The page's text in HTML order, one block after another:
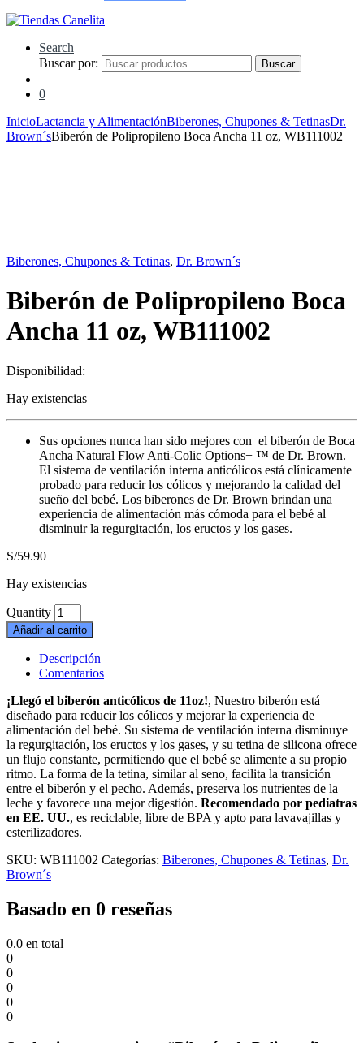
Search
Buscar por:
Buscar
0
InicioLactancia y AlimentaciónBiberones, Chupones & TetinasDr.
Brown´sBiberón de Polipropileno Boca Ancha 11 oz, WB111002
Biberones, Chupones & Tetinas, Dr. Brown´s
Biberón de Polipropileno Boca
Ancha 11 oz, WB111002
Disponibilidad:
Hay existencias
Sus opciones nunca han sido mejores con el biberón de Boca
Ancha Natural Flow Anti-Colic Options+ ™ de Dr. Brown.
El sistema de ventilación interna anticólicos está clínicamente
probado para reducir los cólicos y mejorando la calidad del
sueño del bebé. Los biberones de Dr. Brown brindan una
experiencia de alimentación más cómoda para el bebé al
disminuir la regurgitación, los eructos y los gases.
S/59.90
Hay existencias
Quantity
Añadir al carrito
Descripción
Comentarios
¡Llegó el biberón anticólicos de 11oz!, Nuestro biberón está
diseñado para reducir los cólicos y mejorar la experiencia de
alimentación del bebé. Su sistema de ventilación interna disminuye
la regurgitación, los eructos y los gases, y su tetina de silicona ofrece
un flujo constante, permitiendo que el bebé se alimente a su propio
ritmo. La forma de la tetina, similar al seno, facilita la transición
entre el biberón y el pecho. Además, preserva los nutrientes de la
leche y favorece una mejor digestión. Recomendado por pediatras
en EE. UU., es reciclable, libre de BPA y apto para lavavajillas y
esterilizadores.
SKU: WB111002 Categorías: Biberones, Chupones & Tetinas, Dr.
Brown´s
Basado en 0 reseñas
0.0 en total
0
0
0
0
0